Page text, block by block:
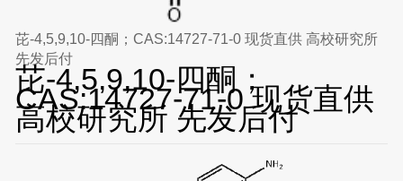
芘-4,5,9,10-四酮；CAS:14727-71-0 现货直供 高校研究所
先发后付
芘-4,5,9,10-四酮；
CAS:14727-71-0 现货直供
高校研究所 先发后付